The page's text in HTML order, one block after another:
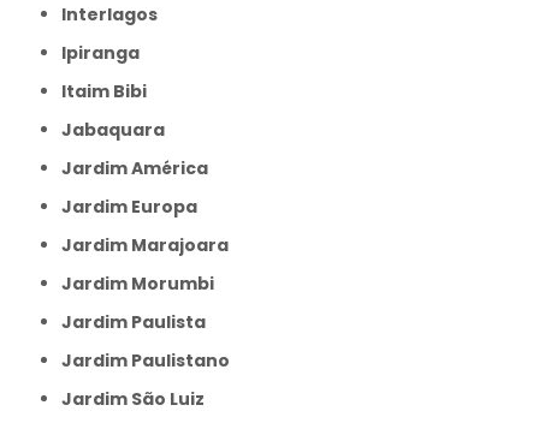
Interlagos
Ipiranga
Itaim Bibi
Jabaquara
Jardim América
Jardim Europa
Jardim Marajoara
Jardim Morumbi
Jardim Paulista
Jardim Paulistano
Jardim São Luiz